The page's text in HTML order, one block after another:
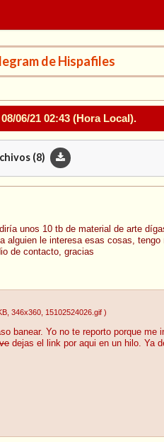
de Hispafiles
08/06/21 02:43 (Hora Local).
(8)
unos 10 tb de material de arte
le interesa esas cosas,
de contacto, gracias
, 346x360 , 15102524026.gif )
banear. Yo no te reporto porque
dejas el link por aqui en un hilo. Ya